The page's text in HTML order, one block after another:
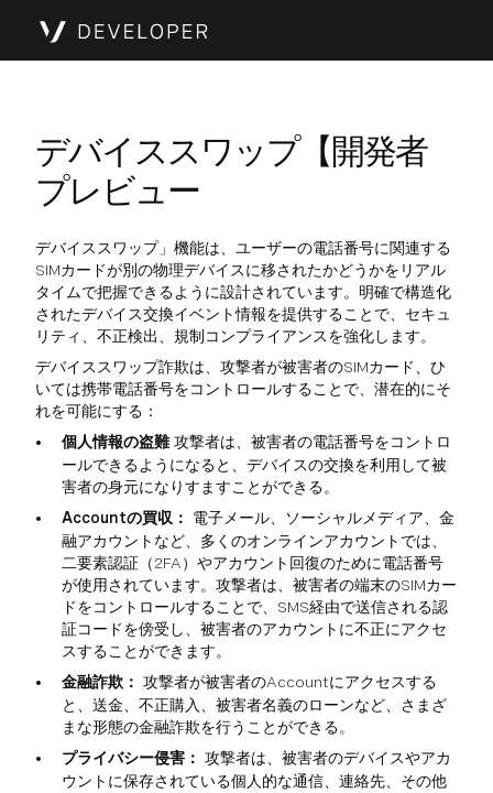
デバイススワップ【開発者
プレビュー
デバイススワップ」機能は、ユーザーの電話番号に関連する
SIMカードが別の物理デバイスに移されたかどうかをリアル
タイムで把握できるように設計されています。明確で構造化
されたデバイス交換イベント情報を提供することで、セキュ
リティ、不正検出、規制コンプライアンスを強化します。
デバイススワップ詐欺は、攻撃者が被害者のSIMカード、ひ
いては携帯電話番号をコントロールすることで、潜在的にそ
れを可能にする：
個人情報の盗難攻撃者は、被害者の電話番号をコントロ
ールできるようになると、デバイスの交換を利用して被
害者の身元になりすますことができる。
Accountの買収：
電子メール、ソーシャルメディア、金
融アカウントなど、多くのオンラインアカウントでは、
二要素認証（2FA）やアカウント回復のために電話番号
が使用されています。攻撃者は、被害者の端末のSIMカー
ドをコントロールすることで、SMS経由で送信される認
証コードを傍受し、被害者のアカウントに不正にアクセ
スすることができます。
金融詐欺： 攻撃者が被害者のAccountにアクセスする
と、送金、不正購入、被害者名義のローンなど、さまざ
まな形態の金融詐欺を行うことができる。
プライバシー侵害： 攻撃者は、被害者のデバイスやアカ
ウントに保存されている個人的な通信、連絡先、その他